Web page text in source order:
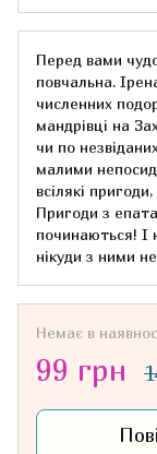
Перед вами
повчальна.
численних
мандрівці на
чи по
малими
всілякі
Пригоди з
починаються! І
нікуди з ними
Немає в
99 грн